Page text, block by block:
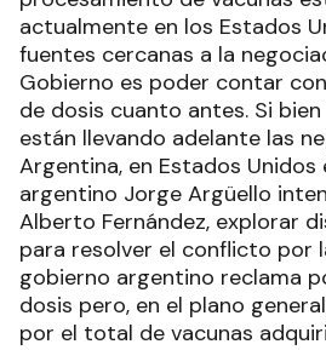
actualmente en los Estados
fuentes cercanas a la
Gobierno es poder contar
de dosis cuanto antes. Si
están llevando adelante las
Argentina, en Estados Unidos
argentino Jorge Argüello
Alberto Fernández, explorar
para resolver el conflicto por
gobierno argentino reclama
dosis pero, en el plano
por el total de vacunas